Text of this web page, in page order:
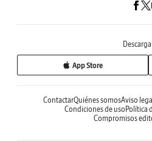
App Store
ContactarQuiénes somosAviso legal
Condiciones de uso Política
Compromisos